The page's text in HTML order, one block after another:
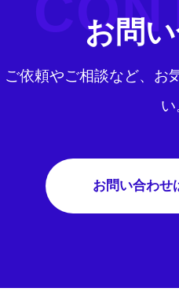
お問
ご依頼やご相談など、お
い
お問い合わせ